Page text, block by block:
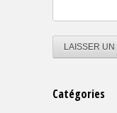
Catégories